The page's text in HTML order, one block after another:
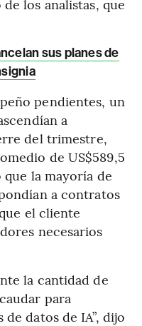
los analistas, que
sus planes de
pendientes, un
a
del trimestre,
de US$589,5
la mayoría de
a contratos
el cliente
necesarios
la cantidad de
para
datos de IA”, dijo